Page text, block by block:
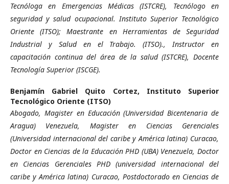
Tecnóloga en Emergencias Médicas (ISTCRE), Tecnólogo en
seguridad y salud ocupacional. Instituto Superior Tecnológico
Oriente (ITSO); Maestrante en Herramientas de Seguridad
Industrial y Salud en el Trabajo. (ITSO)., Instructor en
capacitación continua del área de la salud (ISTCRE), Docente
Tecnología Superior (ISCGE).
Benjamín Gabriel Quito Cortez, Instituto Superior
Tecnológico Oriente (ITSO)
Abogado, Magister en Educación (Universidad Bicentenaria de
Aragua) Venezuela, Magister en Ciencias Gerenciales
(Universidad internacional del caribe y América latina) Curacao,
Doctor en Ciencias de la Educación PHD (UBA) Venezuela, Doctor
en Ciencias Gerenciales PHD (universidad internacional del
caribe y América latina) Curacao, Postdoctorado en Ciencias de